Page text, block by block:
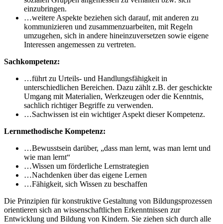
einzubringen.
…weitere Aspekte beziehen sich darauf, mit anderen zu
kommunizieren und zusammenzuarbeiten, mit Regeln
umzugehen, sich in andere hineinzuversetzen sowie eigene
Interessen angemessen zu vertreten.
Sachkompetenz:
…führt zu Urteils- und Handlungsfähigkeit in
unterschiedlichen Bereichen. Dazu zählt z.B. der geschickte
Umgang mit Materialien, Werkzeugen oder die Kenntnis,
sachlich richtiger Begriffe zu verwenden.
…Sachwissen ist ein wichtiger Aspekt dieser Kompetenz.
Lernmethodische Kompetenz:
…Bewusstsein darüber, „dass man lernt, was man lernt und
wie man lernt“
…Wissen um förderliche Lernstrategien
…Nachdenken über das eigene Lernen
…Fähigkeit, sich Wissen zu beschaffen
Die Prinzipien für konstruktive Gestaltung von Bildungsprozessen
orientieren sich an wissenschaftlichen Erkenntnissen zur
Entwicklung und Bildung von Kindern. Sie ziehen sich durch alle